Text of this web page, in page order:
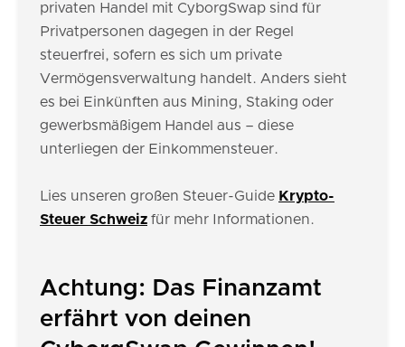
privaten Handel mit CyborgSwap sind für
Privatpersonen dagegen in der Regel
steuerfrei, sofern es sich um private
Vermögensverwaltung handelt. Anders sieht
es bei Einkünften aus Mining, Staking oder
gewerbsmäßigem Handel aus – diese
unterliegen der Einkommensteuer.
Lies unseren großen Steuer-Guide Krypto-
Steuer Schweiz für mehr Informationen.
Achtung: Das Finanzamt
erfährt von deinen